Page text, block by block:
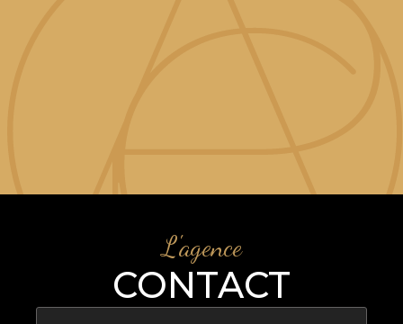
L'agence
CONTACT
Nom